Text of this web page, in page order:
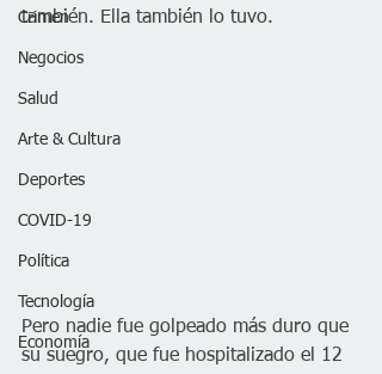
Crimen
Negocios
Salud
Arte & Cultura
Deportes
COVID-19
Política
Tecnología
Economía
también. Ella también lo tuvo.
Pero nadie fue golpeado más duro que
su suegro, que fue hospitalizado el 12